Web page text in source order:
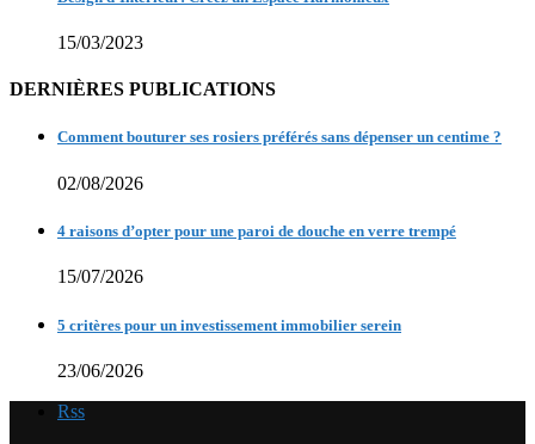
15/03/2023
DERNIÈRES PUBLICATIONS
Comment bouturer ses rosiers préférés sans dépenser un centime ?
02/08/2026
4 raisons d’opter pour une paroi de douche en verre trempé
15/07/2026
5 critères pour un investissement immobilier serein
23/06/2026
Rss